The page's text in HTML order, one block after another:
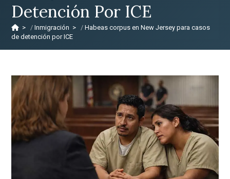
Detención Por ICE
> Inmigración >
Habeas corpus en New Jersey para casos
de detención por ICE